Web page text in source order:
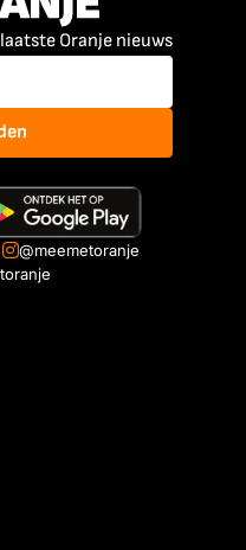
Oranje nieuws
@meemetoranje